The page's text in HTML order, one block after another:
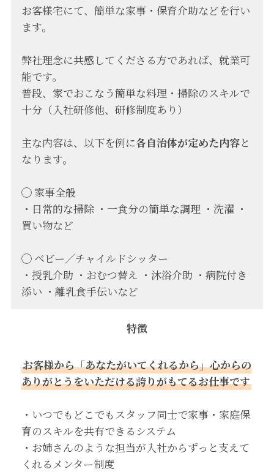
お客様宅にて、簡単な家事・保育介助などを行い
ます。
弊社理念に共感してくださる方であれば、就業可
能です。
普段、家でおこなう簡単な料理・掃除のスキルで
十分（入社研修他、研修制度あり）
主な内容は、以下を例に各自治体が定めた内容と
なります。
◯ 家事全般
・日常的な掃除 ・一食分の簡単な調理 ・洗濯 ・
買い物など
◯ ベビー／チャイルドシッター
・授乳介助 ・おむつ替え ・沐浴介助 ・病院付き
添い ・離乳食手伝いなど
特徴
お客様から「あなたがいてくれるから」心からの
ありがとうをいただける誇りがもてるお仕事です
・いつでもどこでもスタッフ同士で家事・家庭保
育のスキルを共有できるシステム
・お姉さんのような担当が入社からずっと支えて
くれるメンター制度